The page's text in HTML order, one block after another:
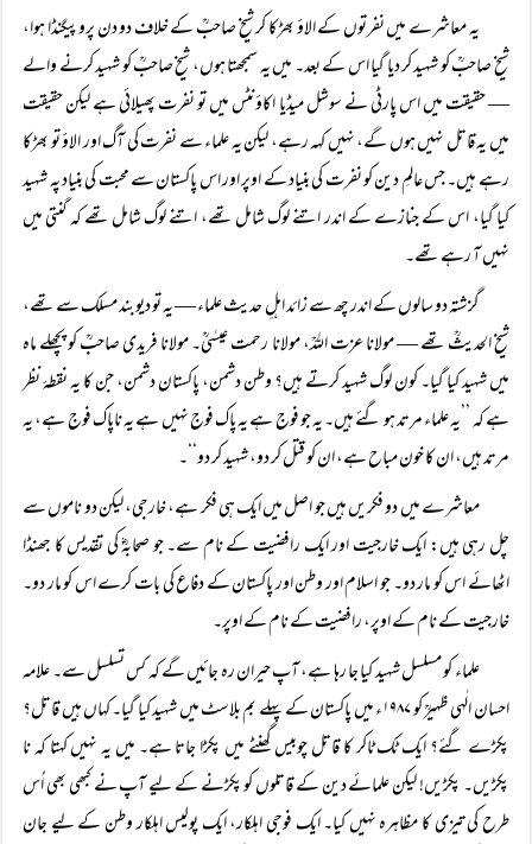
یہ معاشرے میں نفرتوں کے الاؤ بھڑکا کر شیخ صاحبؒ کے خلاف دو دن پروپیگنڈا ہوا،
شیخ صاحبؒ کو شہید کر دیا گیا اس کے بعد۔ میں یہ سمجھتا ہوں، شیخ صاحبؒ کو شہید کرنے والے
— حقیقت میں اس پارٹی نے سوشل میڈیا اکاؤنٹس میں تو نفرت پھیلائی ہے لیکن حقیقت
میں یہ قاتل نہیں ہوں گے، نہیں کہہ رہے، لیکن یہ علماء سے نفرت کی آگ اور الاؤ تو بھڑکا
رہے ہیں۔ جس عالمِ دین کو نفرت کی بنیاد کے اوپر اور اس پاکستان سے محبت کی بنیاد پہ شہید
کیا گیا، اس کے جنازے کے اندر اتنے لوگ شامل تھے، اتنے لوگ شامل تھے کہ گنتی میں
نہیں آ رہے تھے۔
گزشتہ دو سالوں کے اندر چھ سے زائد اہلِ حدیث علماء — یہ تو دیوبند مسلک سے تھے،
شیخ الحدیثؒ تھے — مولانا عزت اللہؒ، مولانا رحمت عیسٰیؒ۔ مولانا فریدی صاحبؒ کو پچھلے ماہ
میں شہید کیا گیا۔ کون لوگ شہید کرتے ہیں؟ وطن دشمن، پاکستان دشمن، جن کا یہ نقطۂ نظر
ہے کہ ’’یہ علماء مرتد ہو گئے ہیں۔ یہ جو فوج ہے یہ پاک فوج نہیں ہے یہ ناپاک فوج ہے، یہ
مرتد ہیں، ان کا خون مباح ہے، ان کو قتل کر دو، شہید کر دو‘‘۔
معاشرے میں دو فکریں ہیں جو اصل میں ایک ہی فکر ہے، خارجی، لیکن دو ناموں سے
چل رہی ہیں: ایک خارجیت اور ایک رافضیت کے نام سے۔ جو صحابہؓ کی تقدیس کا جھنڈا
اٹھائے اس کو مار دو۔ جو اسلام اور وطن اور پاکستان کے دفاع کی بات کرے اس کو مار دو۔
خارجیت کے نام کے اوپر، رافضیت کے نام کے اوپر۔
علماء کو مسلسل شہید کیا جا رہا ہے، آپ حیران رہ جائیں گے کہ کس تسلسل سے۔ علامہ
احسان الٰہی ظہیرؒ کو ۱۹۸۷ء میں پاکستان کے پہلے بم بلاسٹ میں شہید کیا گیا۔ کہاں ہیں قاتل؟
پکڑے گئے؟ ایک ٹک ٹاکر کا قاتل چوبیس گھنٹے میں پکڑا جاتا ہے۔ میں یہ نہیں کہتا کہ نا
پکڑیں۔ پکڑیں! لیکن علمائے دین کے قاتلوں کو پکڑنے کے لیے آپ نے کبھی بھی اُس
طرح کی تیزی کا مظاہرہ نہیں کیا۔ ایک فوجی اہلکار، ایک پولیس اہلکار وطن کے لیے جان